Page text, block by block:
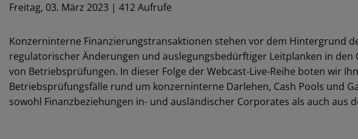
Freitag, 03. März 2023 | 412 Aufrufe
Konzerninterne Finanzierungstransaktionen stehen vor dem Hintergrund
regulatorischer Änderungen und auslegungsbedürftiger Leitplanken in den
von Betriebsprüfungen. In dieser Folge der Webcast-Live-Reihe boten wir
Betriebsprüfungsfälle rund um konzerninterne Darlehen, Cash Pools und
sowohl Finanzbeziehungen in- und ausländischer Corporates als auch aus